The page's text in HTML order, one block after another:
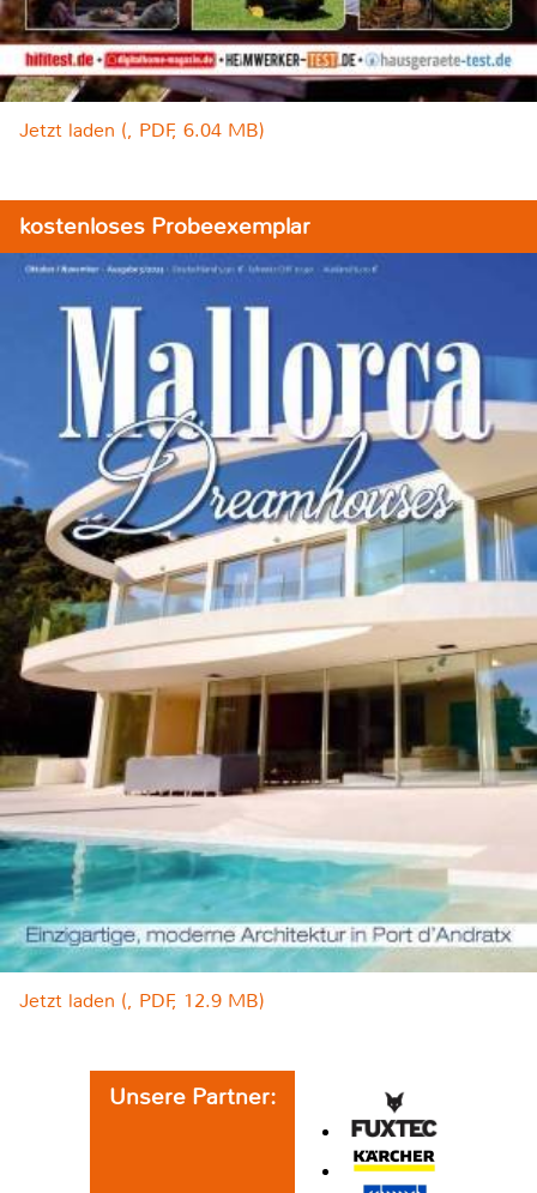
Jetzt laden (, PDF, 6.04 MB)
kostenloses Probeexemplar
Jetzt laden (, PDF, 12.9 MB)
Unsere Partner: